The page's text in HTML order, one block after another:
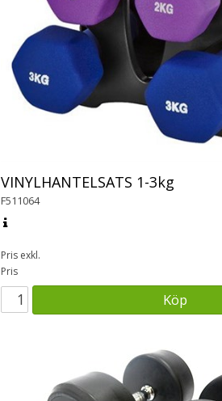
VINYLHANTELSATS 1-3kg
F511064
Pris exkl.
Pris
Köp